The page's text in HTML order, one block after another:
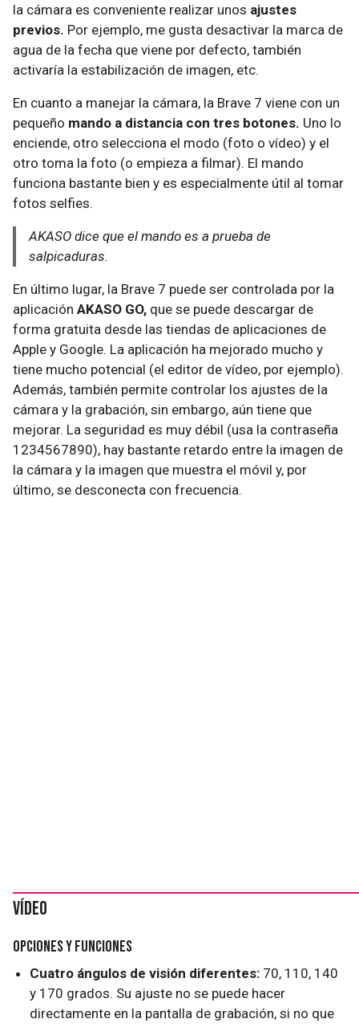
la cámara es conveniente realizar unos ajustes
previos. Por ejemplo, me gusta desactivar la marca de
agua de la fecha que viene por defecto, también
activaría la estabilización de imagen, etc.
En cuanto a manejar la cámara, la Brave 7 viene con un
pequeño mando a distancia con tres botones. Uno lo
enciende, otro selecciona el modo (foto o vídeo) y el
otro toma la foto (o empieza a filmar). El mando
funciona bastante bien y es especialmente útil al tomar
fotos selfies.
AKASO dice que el mando es a prueba de
salpicaduras.
En último lugar, la Brave 7 puede ser controlada por la
aplicación AKASO GO, que se puede descargar de
forma gratuita desde las tiendas de aplicaciones de
Apple y Google. La aplicación ha mejorado mucho y
tiene mucho potencial (el editor de vídeo, por ejemplo).
Además, también permite controlar los ajustes de la
cámara y la grabación, sin embargo, aún tiene que
mejorar. La seguridad es muy débil (usa la contraseña
1234567890), hay bastante retardo entre la imagen de
la cámara y la imagen que muestra el móvil y, por
último, se desconecta con frecuencia.
Vídeo
Opciones y funciones
Cuatro ángulos de visión diferentes: 70, 110, 140
y 170 grados. Su ajuste no se puede hacer
directamente en la pantalla de grabación, si no que